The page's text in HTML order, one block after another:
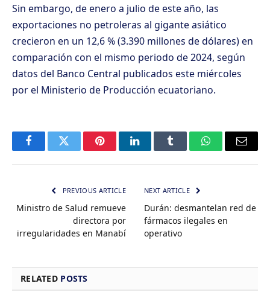
Sin embargo, de enero a julio de este año, las
exportaciones no petroleras al gigante asiático
crecieron en un 12,6 % (3.390 millones de dólares) en
comparación con el mismo periodo de 2024, según
datos del Banco Central publicados este miércoles
por el Ministerio de Producción ecuatoriano.
FacebookTwitter PinterestLinkedInTumblr WhatsAppEmail
PREVIOUS ARTICLE
Ministro de Salud remueve
directora por
irregularidades en Manabí
NEXT ARTICLE
Durán: desmantelan red de
fármacos ilegales en
operativo
RELATED POSTS